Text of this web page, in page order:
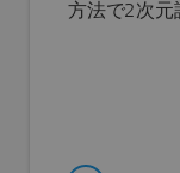
方法で2次元